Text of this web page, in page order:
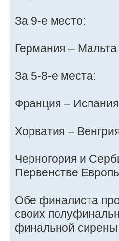
За 9-е место:
Германия –
За 5-8-е места:
Франция –
Хорватия –
Черногория и
Первенстве
Обе финалиста
своих
финальной